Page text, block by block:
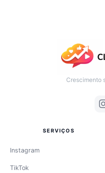
Crescimento
SERVIÇOS
Instagram
TikTok